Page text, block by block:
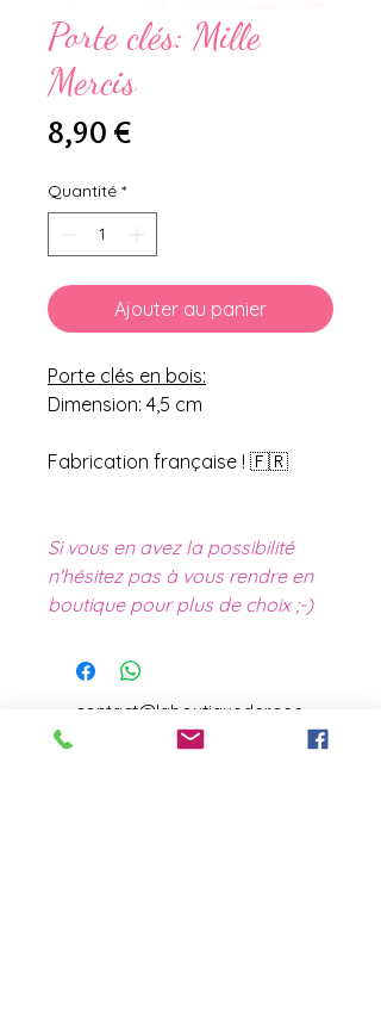
Porte clés: Mille
Mercis
8,90 €Prix
Quantité *
Ajouter au panier
Porte clés en bois:
Dimension: 4,5 cm
Fabrication française ! 🇫🇷
Si vous en avez la possibilité
n'hésitez pas à vous rendre en
boutique pour plus de choix ;-)
contact@laboutiquederose.
com
Mentions légales